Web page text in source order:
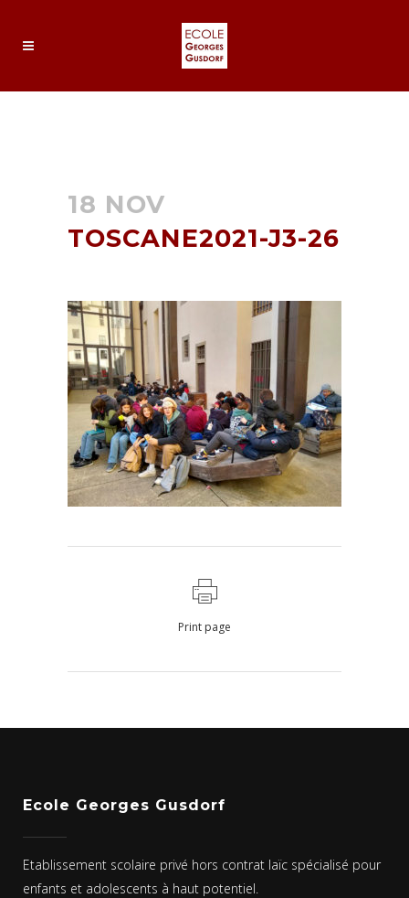
18 NOV
TOSCANE2021-J3-26
Print page
Ecole Georges Gusdorf
Etablissement scolaire privé hors contrat laïc spécialisé pour
enfants et adolescents à haut potentiel.